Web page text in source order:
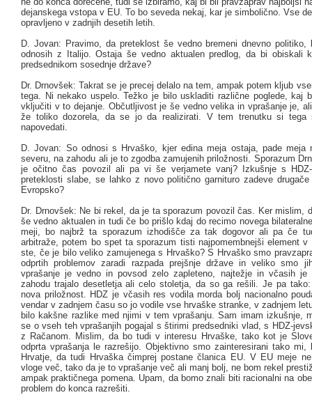
dejanskega vstopa v EU. To bo seveda nekaj, kar je simbolično. Vse
opravljeno v zadnjih desetih letih.
D. Jovan: Pravimo, da preteklost še vedno bremeni dnevno politiko,
odnosih z Italijo. Ostaja še vedno aktualen predlog, da bi obiskali
predsednikom sosednje države?
Dr. Drnovšek: Takrat se je precej delalo na tem, ampak potem kljub
tega. Ni nekako uspelo. Težko je bilo uskladiti različne poglede, kaj
vključiti v to dejanje. Občutljivost je še vedno velika in vprašanje je,
že toliko dozorela, da se jo da realizirati. V tem trenutku si tega
napovedati.
D. Jovan: So odnosi s Hrvaško, kjer edina meja ostaja, pade meja
severu, na zahodu ali je to zgodba zamujenih priložnosti. Sporazum
je očitno čas povozil ali pa vi še verjamete vanj? Izkušnje s
preteklosti slabe, se lahko z novo politično garnituro zadeve
Evropsko?
Dr. Drnovšek: Ne bi rekel, da je ta sporazum povozil čas. Ker mislim,
še vedno aktualen in tudi če bo prišlo kdaj do recimo novega
meji, bo najbrž ta sporazum izhodišče za tak dogovor ali pa če
arbitraže, potem bo spet ta sporazum tisti najpomembnejši element v
ste, če je bilo veliko zamujenega s Hrvaško? S Hrvaško smo
odprtih problemov zaradi razpada prejšnje države in veliko smo
vprašanje je vedno in povsod zelo zapleteno, najtežje in včasih je
zahodu trajalo desetletja ali celo stoletja, da so ga rešili. Je pa
nova priložnost. HDZ je včasih res vodila morda bolj nacionalno
vendar v zadnjem času so jo vodile vse hrvaške stranke, v zadnjem
bilo kakšne razlike med njimi v tem vprašanju. Sam imam izkušnje,
se o vseh teh vprašanjih pogajal s štirimi predsedniki vlad, s HDZ-
z Račanom. Mislim, da bo tudi v interesu Hrvaške, tako kot je
odprta vprašanja le razrešijo. Objektivno smo zainteresirani tako mi,
Hrvatje, da tudi Hrvaška čimprej postane članica EU. V EU meje
vloge več, tako da je to vprašanje več ali manj bolj, ne bom rekel
ampak praktičnega pomena. Upam, da bomo znali biti racionalni na
problem do konca razrešiti.